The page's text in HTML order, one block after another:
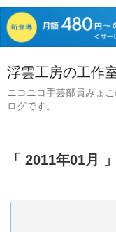
浮雲工房の工作
ニコニコ手芸部員みょ
ログです。
「 2011年01月